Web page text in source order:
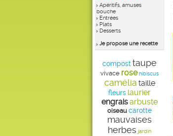
Apéritifs, amuses
bouche
Entrées
Plats
Desserts
Je propose une recette
compost taupe
vivace rose hibiscus
camélia taille
fleurs laurier
engraisarbuste
oiseau carotte
mauvaises
herbes jardin